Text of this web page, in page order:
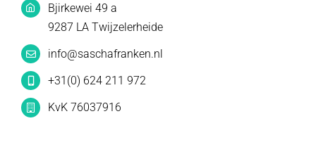
Bjirkewei 49 a
9287 LA Twijzelerheide
info@saschafranken.nl
+31(0) 624 211 972
KvK 76037916